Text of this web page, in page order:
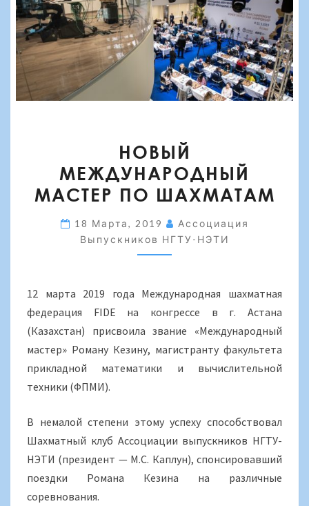
МЕЖДУНАРОДНЫЙ
МАСТЕР
ПО
НОВЫЙ
МЕЖДУНАРОДНЫЙ
МАСТЕР ПО ШАХМАТАМ
18 Марта, 2019
Ассоциация
Выпускников НГТУ-НЭТИ
12 марта 2019 года Международная шахматная
федерация FIDE на конгрессе в г. Астана
(Казахстан) присвоила звание «Международный
мастер» Роману Кезину, магистранту факультета
прикладной математики и вычислительной
техники (ФПМИ).
В немалой степени этому успеху способствовал
Шахматный клуб Ассоциации выпускников НГТУ-
НЭТИ (президент — М.С. Каплун), спонсировавший
поездки Романа Кезина на различные
соревнования.